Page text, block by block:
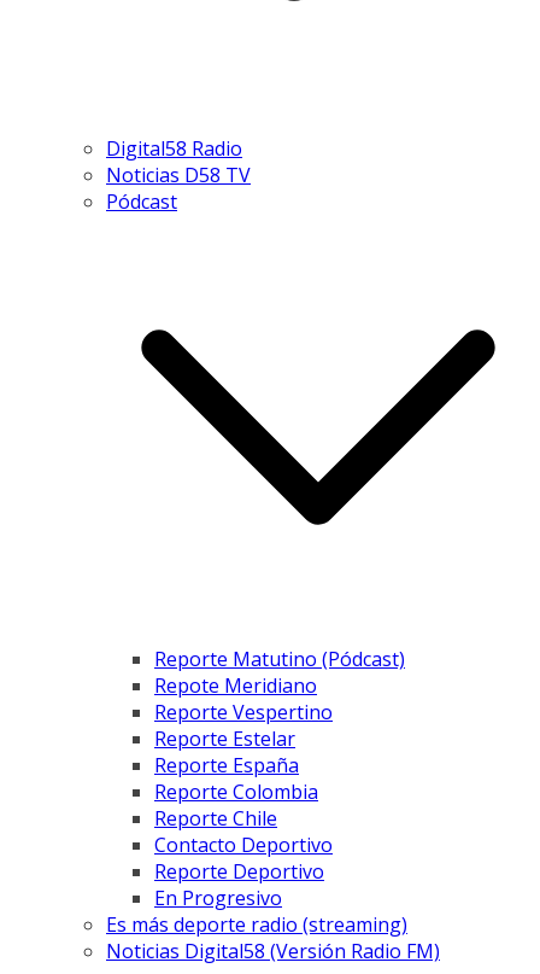
Digital58 Radio
Noticias D58 TV
Pódcast
Reporte Matutino (Pódcast)
Repote Meridiano
Reporte Vespertino
Reporte Estelar
Reporte España
Reporte Colombia
Reporte Chile
Contacto Deportivo
Reporte Deportivo
En Progresivo
Es más deporte radio (streaming)
Noticias Digital58 (Versión Radio FM)